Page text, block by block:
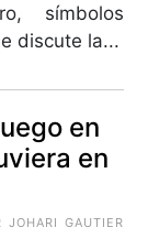
símbolos
discute la...
en
en
JOHARI GAUTIER